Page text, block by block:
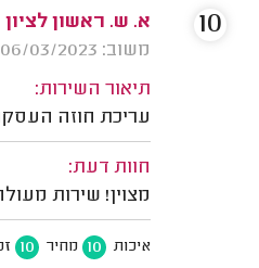
א. ש. ראשון לציון
משוב: 06/03/2023
תיאור השירות:
עריכת חוזה
חוות דעת:
מצוין! שירות
איכות 10 מחיר 10
10